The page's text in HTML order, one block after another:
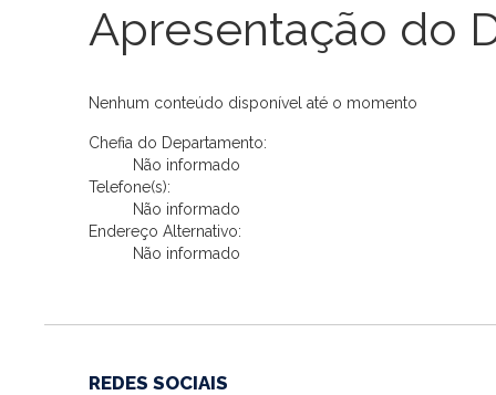
Apresentação do
Nenhum conteúdo disponível até o momento
Chefia do Departamento:
Não informado
Telefone(s):
Não informado
Endereço Alternativo:
Não informado
REDES SOCIAIS